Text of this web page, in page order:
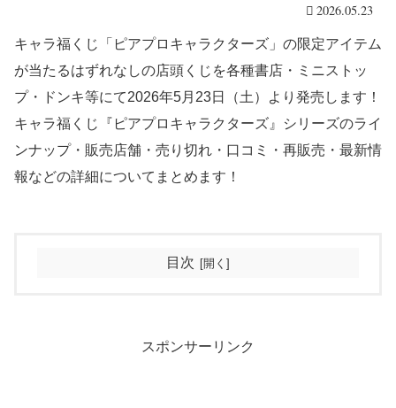
2026.05.23
キャラ福くじ「ピアプロキャラクターズ」の限定アイテム
が当たるはずれなしの店頭くじを各種書店・ミニストッ
プ・ドンキ等にて2026年5月23日（土）より発売します！
キャラ福くじ『ピアプロキャラクターズ』シリーズのライ
ンナップ・販売店舗・売り切れ・口コミ・再販売・最新情
報などの詳細についてまとめます！
目次
スポンサーリンク